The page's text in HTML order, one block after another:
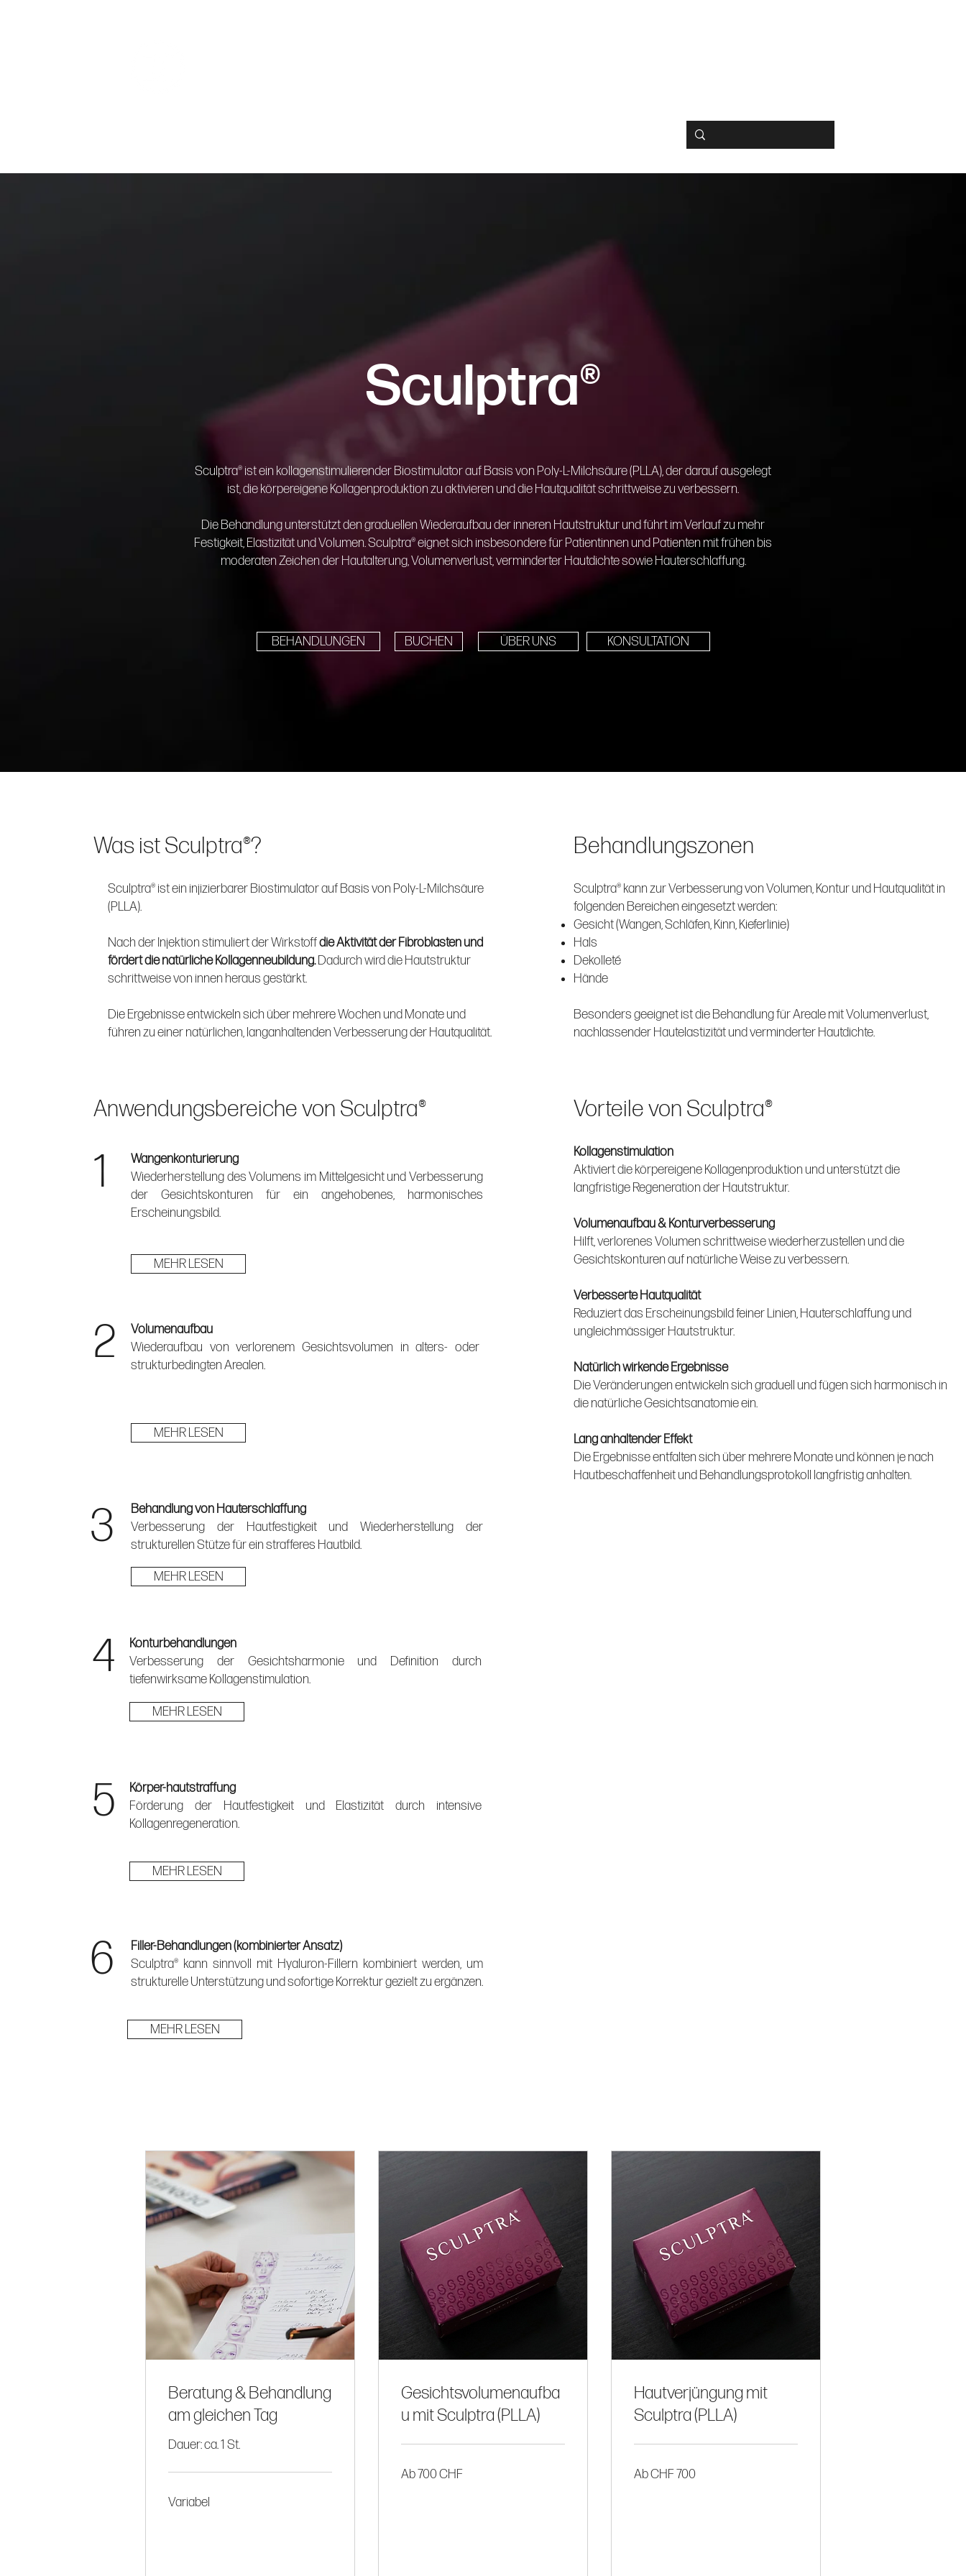
Sculptra®
Sculptra® ist ein kollagenstimulierender Biostimulator auf Basis von Poly-L-Milchsäure (PLLA), der darauf ausgelegt
ist, die körpereigene Kollagenproduktion zu aktivieren und die Hautqualität schrittweise zu verbessern.
Die Behandlung unterstützt den graduellen Wiederaufbau der inneren Hautstruktur und führt im Verlauf zu mehr
Festigkeit, Elastizität und Volumen. Sculptra® eignet sich insbesondere für Patientinnen und Patienten mit frühen bis
moderaten Zeichen der Hautalterung, Volumenverlust, verminderter Hautdichte sowie Hauterschlaffung.
BEHANDLUNGEN BUCHEN ÜBER UNS KONSULTATION
Was ist Sculptra®?
Sculptra® ist ein injizierbarer Biostimulator auf Basis von Poly-L-Milchsäure
(PLLA).
Nach der Injektion stimuliert der Wirkstoffdie Aktivität der Fibroblasten und
fördert die natürliche Kollagenneubildung.Dadurch wird die Hautstruktur
schrittweise von innen heraus gestärkt.
Die Ergebnisse entwickeln sich über mehrere Wochen und Monate und
führen zu einer natürlichen, langanhaltenden Verbesserung der Hautqualität.
Anwendungsbereiche von Sculptra®
1
Wangenkonturierung
Wiederherstellung des Volumens im Mittelgesicht und Verbesserung
der Gesichtskonturen für ein angehobenes, harmonisches
Erscheinungsbild.
MEHR LESEN
2
Volumenaufbau
Wiederaufbau von verlorenem Gesichtsvolumen in alters- oder
strukturbedingten Arealen.
MEHR LESEN
3
Behandlung von Hauterschlaffung
Verbesserung der Hautfestigkeit und Wiederherstellung der
strukturellen Stütze für ein strafferes Hautbild.
MEHR LESEN
Behandlungszonen
Sculptra® kann zur Verbesserung von Volumen, Kontur und Hautqualität in
folgenden Bereichen eingesetzt werden:
Gesicht (Wangen, Schläfen, Kinn, Kieferlinie)
Hals
Dekolleté
Hände
Besonders geeignet ist die Behandlung für Areale mit Volumenverlust,
nachlassender Hautelastizität und verminderter Hautdichte.
Vorteile von Sculptra®
Kollagenstimulation
Aktiviert die körpereigene Kollagenproduktion und unterstützt die
langfristige Regeneration der Hautstruktur.
Volumenaufbau & Konturverbesserung
Hilft, verlorenes Volumen schrittweise wiederherzustellen und die
Gesichtskonturen auf natürliche Weise zu verbessern.
Verbesserte Hautqualität
Reduziert das Erscheinungsbild feiner Linien, Hauterschlaffung und
ungleichmässiger Hautstruktur.
Natürlich wirkende Ergebnisse
Die Veränderungen entwickeln sich graduell und fügen sich harmonisch in
die natürliche Gesichtsanatomie ein.
Lang anhaltender Effekt
Die Ergebnisse entfalten sich über mehrere Monate und können je nach
Hautbeschaffenheit und Behandlungsprotokoll langfristig anhalten.
4
Konturbehandlungen
Verbesserung der Gesichtsharmonie und Definition durch
tiefenwirksame Kollagenstimulation.
MEHR LESEN
5
Körper-hautstraffung
Förderung der Hautfestigkeit und Elastizität durch intensive
Kollagenregeneration.
MEHR LESEN
6
Filler-Behandlungen (kombinierter Ansatz)
Sculptra® kann sinnvoll mit Hyaluron-Fillern kombiniert werden, um
strukturelle Unterstützung und sofortige Korrektur gezielt zu ergänzen.
MEHR LESEN
Beratung & Behandlung
am gleichen Tag
Dauer: ca. 1 St.
Variabel
Gesichtsvolumenaufba
u mit Sculptra (PLLA)
700
Ab 700 CHF
Hautverjüngung mit
Sculptra (PLLA)
700
Ab CHF 700